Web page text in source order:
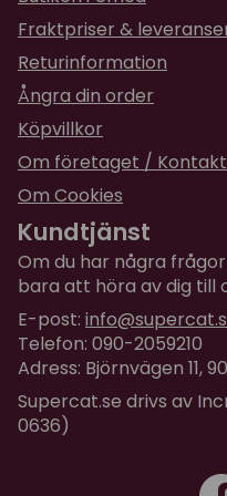
Fraktpriser &
Returinformation
Ångra din order
Köpvillkor
Om företaget /
Om Cookies
Kundtjänst
Om du har några
bara att höra av dig till
E-post:
Telefon: 090-2059210
Adress: Björnvägen 11,
Supercat.se drivs av
0636)